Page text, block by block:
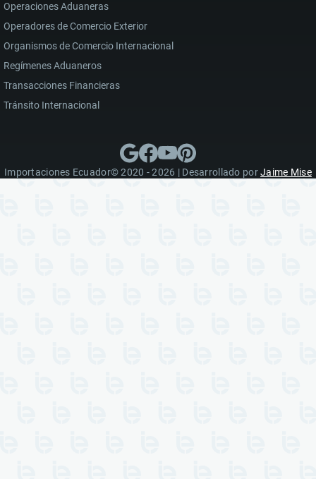
Operaciones Aduaneras
Operadores de Comercio Exterior
Organismos de Comercio Internacional
Regímenes Aduaneros
Transacciones Financieras
Tránsito Internacional
Importaciones Ecuador© 2020 - 2026 | Desarrollado porJaime Mise